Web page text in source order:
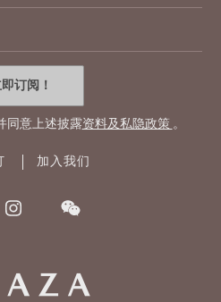
邮
件
地
址
订阅！
同意上述披露资料及私隐政策 。
加入我们